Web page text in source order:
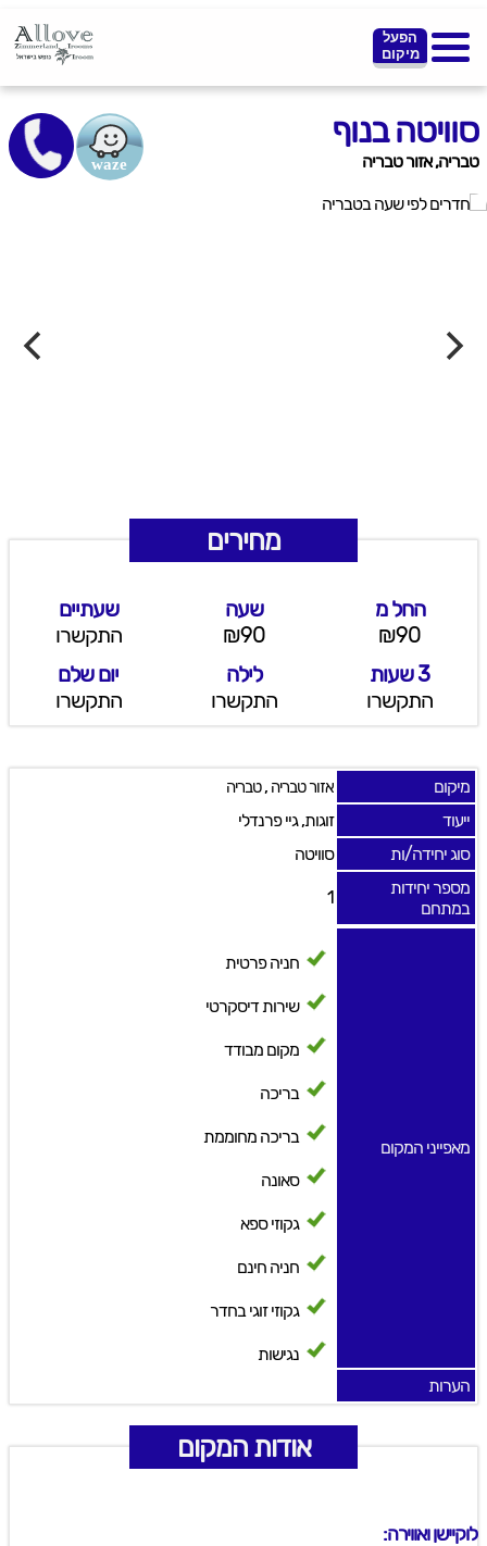
הפעל
מיקום
סוויטה בנוף
טבריה, אזור טבריה
מחירים
החל מ
₪90
שעה
₪90
שעתיים
התקשרו
3 שעות
התקשרו
לילה
התקשרו
יום שלם
התקשרו
מיקום אזור טבריה,טבריה
ייעוד
זוגות, גיי פרנדלי
סוג יחידה/ות
סוויטה
מספר יחידות
במתחם
1
מאפייני המקום
חניה פרטית
שירות דיסקרטי
מקום מבודד
בריכה
בריכה מחוממת
סאונה
גקוזי ספא
חניה חינם
גקוזי זוגי בחדר
נגישות
הערות
אודות המקום
לוקיישן ואווירה: